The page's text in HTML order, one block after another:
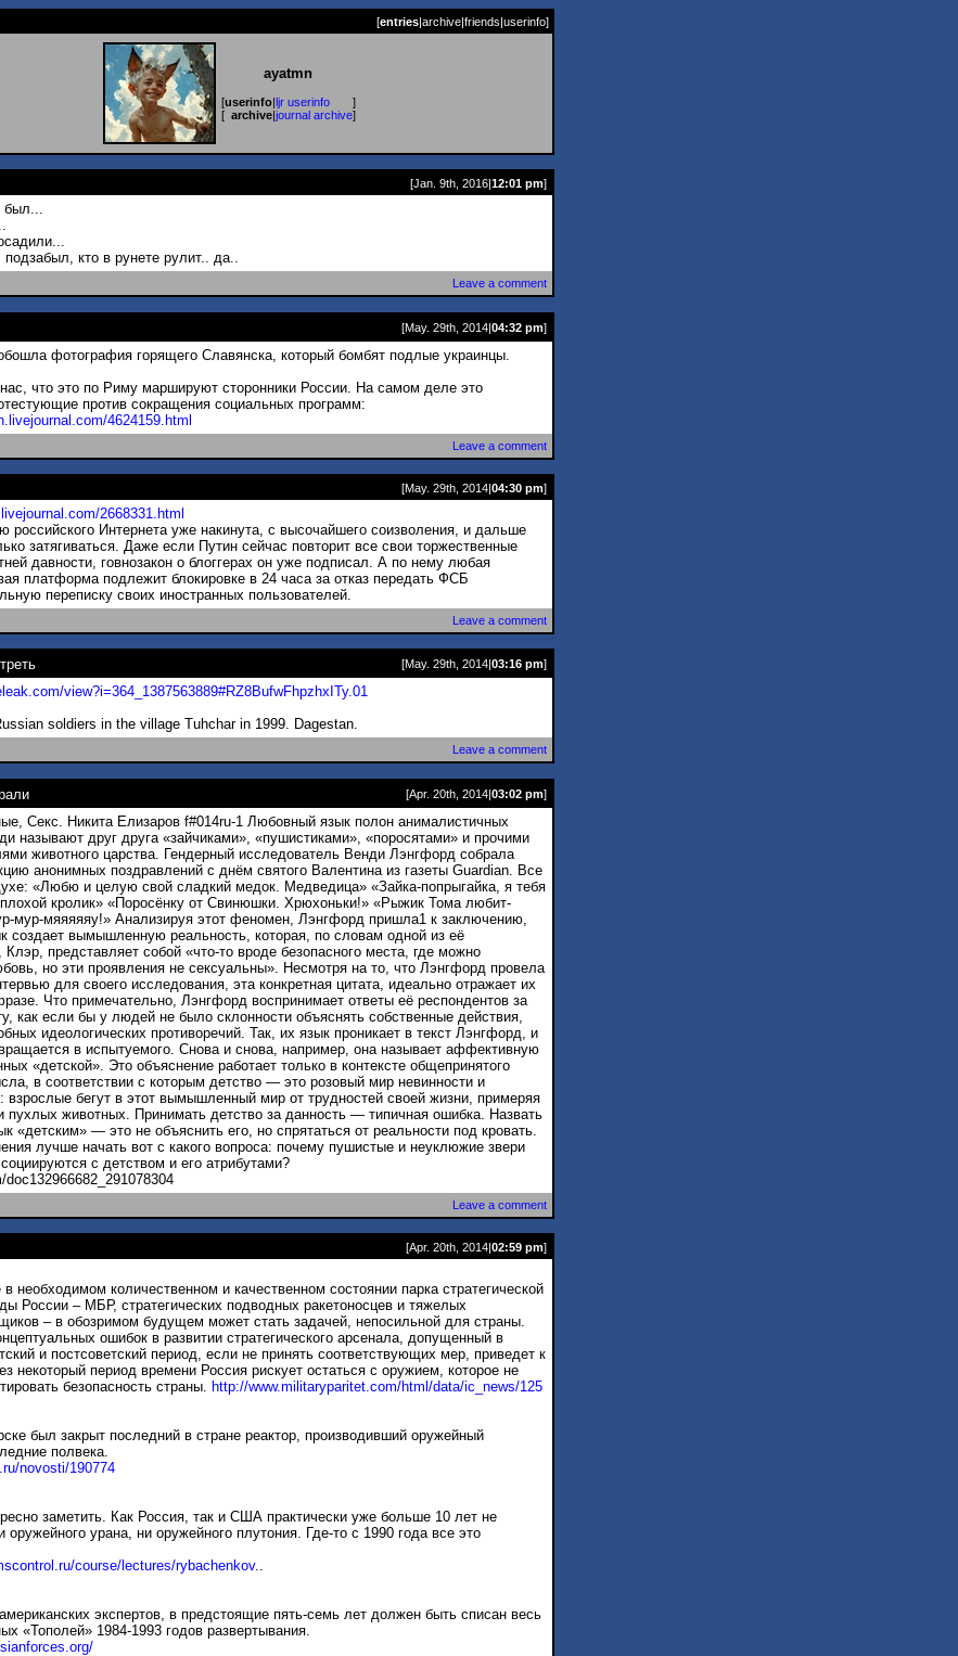
[entries|archive|friends|userinfo]
ayatmn
[userinfo| ljr userinfo
]
[ archive| journal archive]
[Jan. 9th, 2016| 12:01 pm]
был...
кто в рунете рулит.. да..
Leave a comment
[May. 29th, 2014|04:32 pm]
фотография горящего Славянска, который бомбят подлые украинцы.
что это по Риму маршируют сторонники России. На самом деле это
против сокращения социальных программ:
4624159.html
Leave a comment
[May. 29th, 2014|04:30 pm]
2668331.html
российского Интернета уже накинута, с высочайшего соизволения, и дальше
затягиваться. Даже если Путин сейчас повторит все свои торжественные
давности, говнозакон о блоггерах он уже подписал. А по нему любая
платформа подлежит блокировке в 24 часа за отказ передать ФСБ
переписку своих иностранных пользователей.
Leave a comment
[May. 29th, 2014| 03:16 pm]
view?i=364_1387563889#RZ8BufwFhpzhxITy.01
soldiers in the village Tuhchar in 1999. Dagestan.
Leave a comment
[Apr. 20th, 2014|03:02 pm]
Секс. Никита Елизаров f#014ru-1 Любовный язык полон анималистичных
называют друг друга «зайчиками», «пушистиками», «поросятами» и прочими
животного царства. Гендерный исследователь Венди Лэнгфорд собрала
анонимных поздравлений с днём святого Валентина из газеты Guardian. Все
«Любю и целую свой сладкий медок. Медведица» «Зайка-попрыгайка, я тебя
кролик» «Поросёнку от Свинюшки. Хрюхоньки!» «Рыжик Тома любит-
мур-мяяяяяу!» Анализируя этот феномен, Лэнгфорд пришла1 к заключению,
создает вымышленную реальность, которая, по словам одной из её
представляет собой «что-то вроде безопасного места, где можно
но эти проявления не сексуальны». Несмотря на то, что Лэнгфорд провела
для своего исследования, эта конкретная цитата, идеально отражает их
Что примечательно, Лэнгфорд воспринимает ответы её респондентов за
как если бы у людей не было склонности объяснять собственные действия,
идеологических противоречий. Так, их язык проникает в текст Лэнгфорд, и
в испытуемого. Снова и снова, например, она называет аффективную
«детской». Это объяснение работает только в контексте общепринятого
в соответствии с которым детство — это розовый мир невинности и
взрослые бегут в этот вымышленный мир от трудностей своей жизни, примеряя
пухлых животных. Принимать детство за данность — типичная ошибка. Назвать
«детским» — это не объяснить его, но спрятаться от реальности под кровать.
лучше начать вот с какого вопроса: почему пушистые и неуклюжие звери
с детством и его атрибутами?
Leave a comment
[Apr. 20th, 2014|02:59 pm]
необходимом количественном и качественном состоянии парка стратегической
России – МБР, стратегических подводных ракетоносцев и тяжелых
– в обозримом будущем может стать задачей, непосильной для страны.
ошибок в развитии стратегического арсенала, допущенный в
и постсоветский период, если не принять соответствующих мер, приведет к
некоторый период времени Россия рискует остаться с оружием, которое не
безопасность страны.
http://www.militaryparitet.com/html/data/ic_news/125
был закрыт последний в стране реактор, производивший оружейный
полвека.
novosti/190774
заметить. Как Россия, так и США практически уже больше 10 лет не
оружейного урана, ни оружейного плутония. Где-то с 1990 года все это
course/lectures/rybachenkov..
экспертов, в предстоящие пять-семь лет должен быть списан весь
«Тополей» 1984-1993 годов развертывания.